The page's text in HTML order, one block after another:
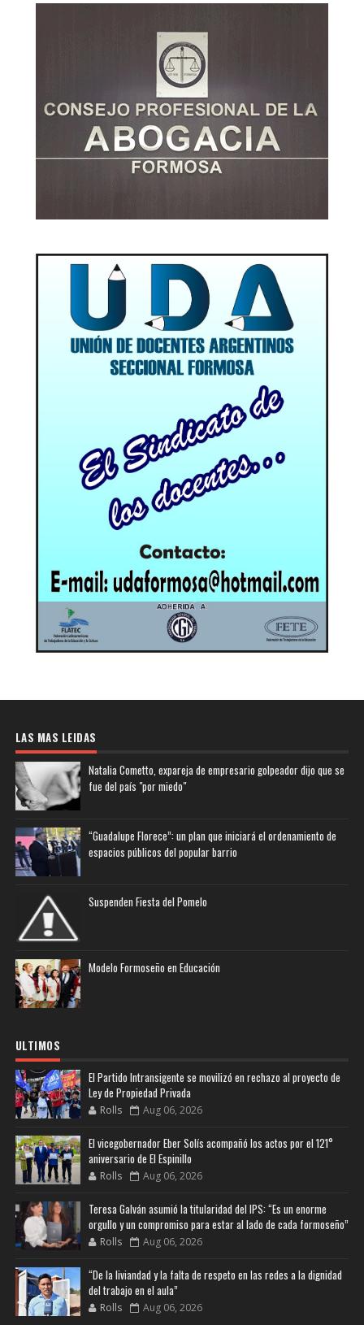
LAS MAS LEIDAS
Natalia Cometto, expareja de empresario golpeador dijo que se
fue del país "por miedo"
“Guadalupe Florece”: un plan que iniciará el ordenamiento de
espacios públicos del popular barrio
Suspenden Fiesta del Pomelo
Modelo Formoseño en Educación
ULTIMOS
El Partido Intransigente se movilizó en rechazo al proyecto de
Ley de Propiedad Privada
Rolls Aug 06, 2026
El vicegobernador Eber Solís acompañó los actos por el 121°
aniversario de El Espinillo
Rolls Aug 06, 2026
Teresa Galván asumió la titularidad del IPS: “Es un enorme
orgullo y un compromiso para estar al lado de cada formoseño”
Rolls Aug 06, 2026
“De la liviandad y la falta de respeto en las redes a la dignidad
del trabajo en el aula”
Rolls Aug 06, 2026